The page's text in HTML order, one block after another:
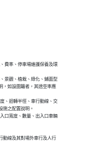
、費率、停車場維護保養及環
、景觀、植栽、綠化、鋪面型
明，如設圍籬者，其透空率應
度、迴轉半徑、車行動線、交
施之配置說明。
入口寬度、數量、出入口車輛
行動線及其對場外車行及人行